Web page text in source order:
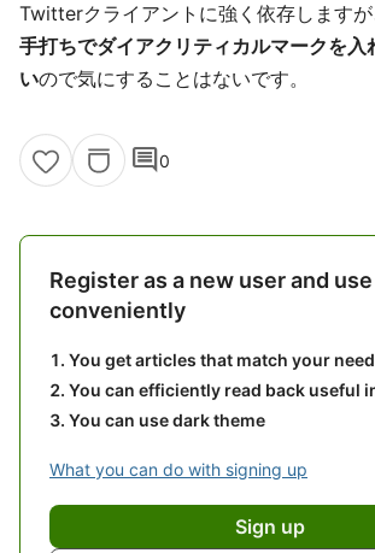
Twitterクライアントに強く依存します
手打ちでダイアクリティカルマークを入
いので気にすることはないです。
comment0
Register as a new user and
conveniently
You get articles that match your
You can efficiently read back useful
You can use dark theme
What you can do with signing up
Sign up